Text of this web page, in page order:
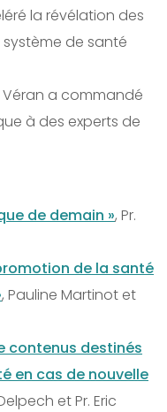
la révélation des
de santé
a commandé
à des experts de
de demain », Pr.
de la santé
, Pauline Martinot et
contenus destinés
en cas de nouvelle
et Pr. Eric